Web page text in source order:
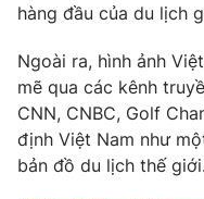
Cơ quan chủ quản:Đài
Cơ quan báo chí: Thời
Giấy phép hoạt động báo
cấp ngày 29/12/2023
hàng đầu của du lịch
Ngoài ra, hình ảnh
mẽ qua các kênh
CNN, CNBC, Golf
định Việt Nam như
bản đồ du lịch thế giới.